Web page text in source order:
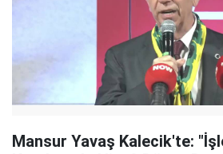
Mansur Yavaş Kalecik'te: